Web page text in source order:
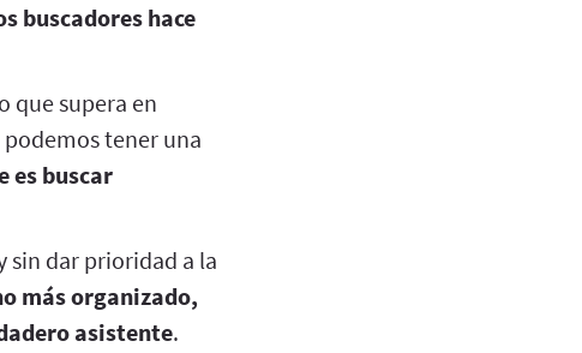
buscadores hace
que supera en
tener una
es buscar
sin dar prioridad a la
más organizado,
asistente.